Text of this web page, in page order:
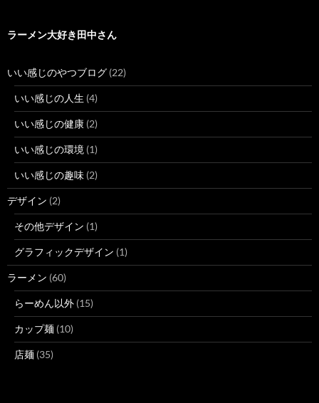
ラーメン大好き田中さん
いい感じのやつブログ (22)
いい感じの人生 (4)
いい感じの健康 (2)
いい感じの環境 (1)
いい感じの趣味 (2)
デザイン (2)
その他デザイン (1)
グラフィックデザイン (1)
ラーメン (60)
らーめん以外 (15)
カップ麺 (10)
店麺 (35)